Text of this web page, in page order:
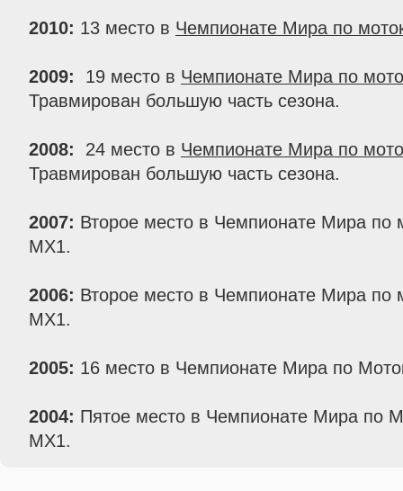
2010: 13 место в Чемпионате Мира по
2009: 19 место в Чемпионате Мира по
Травмирован большую часть сезона.
2008: 24 место в Чемпионате Мира по
Травмирован большую часть сезона.
2007: Второе место в Чемпионате Мира по
MX1.
2006: Второе место в Чемпионате Мира по
MX1.
2005: 16 место в Чемпионате Мира по
2004: Пятое место в Чемпионате Мира по
MX1.